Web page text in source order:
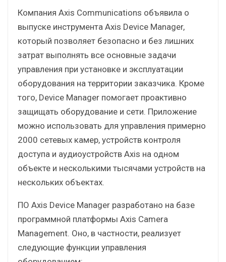
Компания Axis Communications объявила о
выпуске инструмента Axis Device Manager,
который позволяет безопасно и без лишних
затрат выполнять все основные задачи
управления при установке и эксплуатации
оборудования на территории заказчика. Кроме
того, Device Manager помогает проактивно
защищать оборудование и сети. Приложение
можно использовать для управления примерно
2000 сетевых камер, устройств контроля
доступа и аудиоустройств Axis на одном
объекте и несколькими тысячами устройств на
нескольких объектах.
ПО Axis Device Manager разработано на базе
программной платформы Axis Camera
Management. Оно, в частности, реализует
следующие функции управления